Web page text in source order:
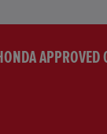
APPROVED